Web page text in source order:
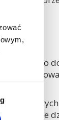
warto
do
poddane